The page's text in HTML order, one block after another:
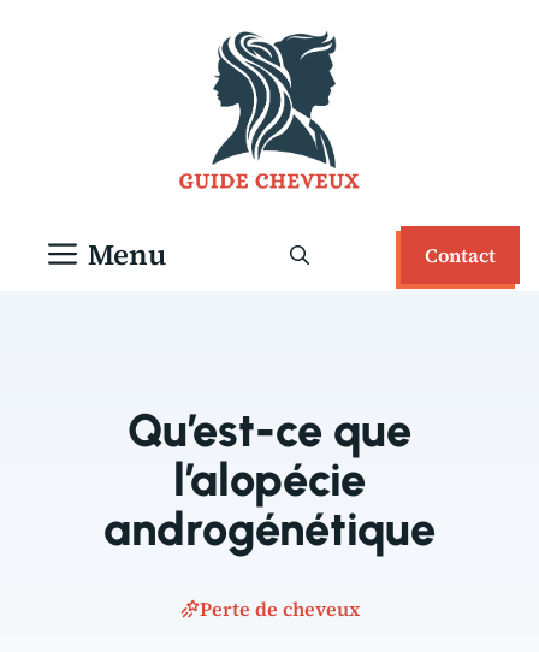
Menu Contact
Qu’est-ce que
l’alopécie
androgénétique
Perte de cheveux